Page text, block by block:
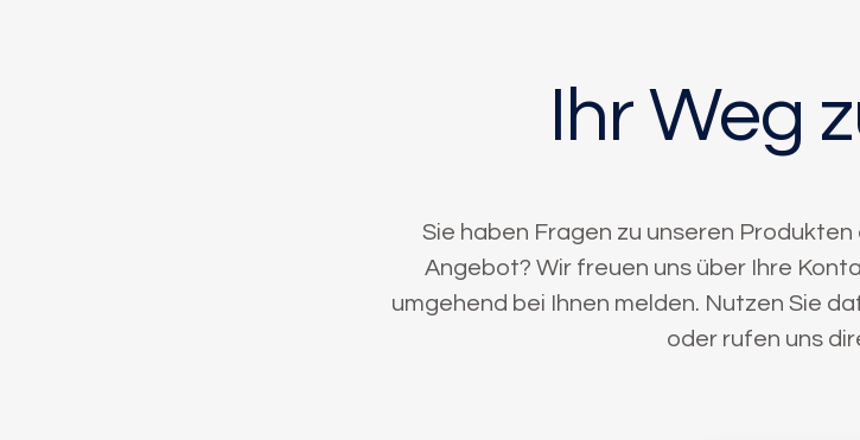
Ihr Weg
Sie haben Fragen zu unseren
Angebot? Wir freuen uns über Ihre
umgehend bei Ihnen melden. Nutzen Sie
oder rufen uns